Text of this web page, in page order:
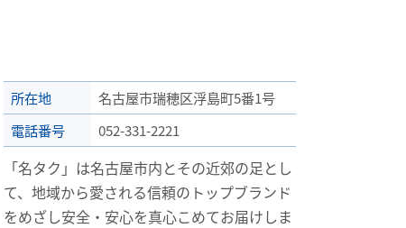
所在地
名古屋市瑞穂区浮島町5番1号
電話番号
052-331-2221
「名タク」は名古屋市内とその近郊の足とし
て、地域から愛される信頼のトップブランド
をめざし安全・安心を真心こめてお届けしま